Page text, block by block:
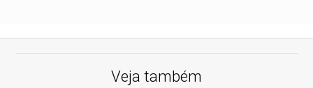
Veja também